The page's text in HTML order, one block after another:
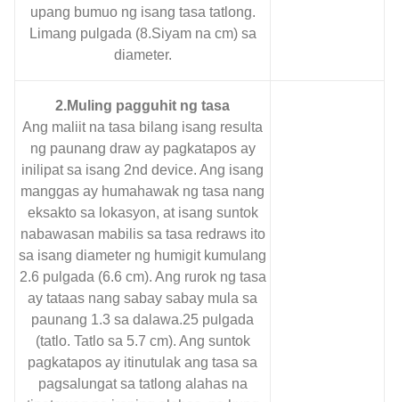
upang bumuo ng isang tasa tatlong.
Limang pulgada (8.Siyam na cm) sa
diameter.
2.Muling pagguhit ng tasa
Ang maliit na tasa bilang isang resulta
ng paunang draw ay pagkatapos ay
inilipat sa isang 2nd device. Ang isang
manggas ay humahawak ng tasa nang
eksakto sa lokasyon, at isang suntok
nabawasan mabilis sa tasa redraws ito
sa isang diameter ng humigit kumulang
2.6 pulgada (6.6 cm). Ang rurok ng tasa
ay tataas nang sabay sabay mula sa
paunang 1.3 sa dalawa.25 pulgada
(tatlo. Tatlo sa 5.7 cm). Ang suntok
pagkatapos ay itinutulak ang tasa sa
pagsalungat sa tatlong alahas na